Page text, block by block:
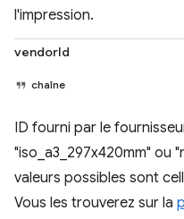
l'impression.
vendorId
chaîne
ID fourni par le
"iso_a3_297x420mm" ou
valeurs possibles sont
Vous les trouverez sur la